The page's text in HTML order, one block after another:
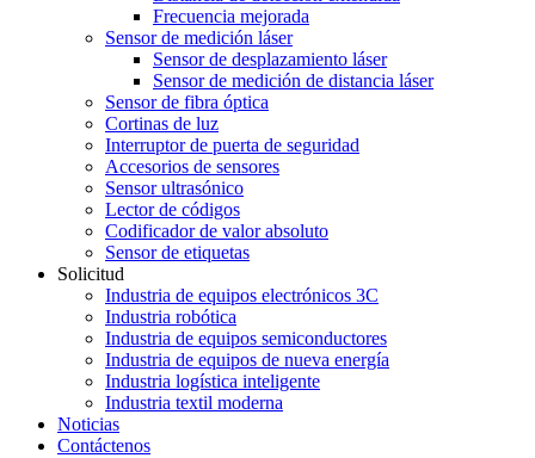
Frecuencia mejorada
Sensor de medición láser
Sensor de desplazamiento láser
Sensor de medición de distancia láser
Sensor de fibra óptica
Cortinas de luz
Interruptor de puerta de seguridad
Accesorios de sensores
Sensor ultrasónico
Lector de códigos
Codificador de valor absoluto
Sensor de etiquetas
Solicitud
Industria de equipos electrónicos 3C
Industria robótica
Industria de equipos semiconductores
Industria de equipos de nueva energía
Industria logística inteligente
Industria textil moderna
Noticias
Contáctenos